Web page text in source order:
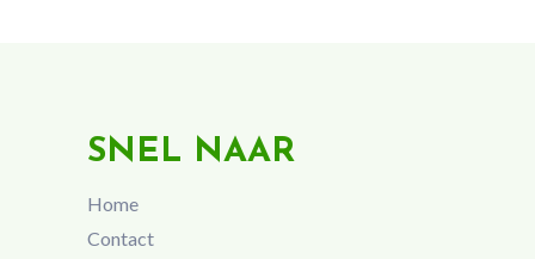
SNEL NAAR
Home
Contact